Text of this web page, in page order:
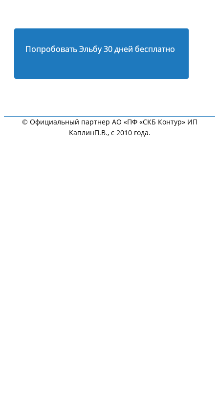
Попробовать Эльбу 30 дней бесплатно
© Официальный партнер АО «ПФ «СКБ Контур» ИП
KaплинП.В., с 2010 года.